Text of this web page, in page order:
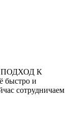
К
быстро и
сотрудничаем